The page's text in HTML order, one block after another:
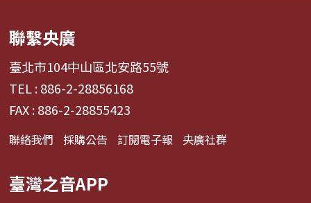
聯繫央廣
臺北市104中山區北安路55號
TEL : 886-2-28856168
FAX : 886-2-28855423
聯絡我們 採購公告 訂閱電子報 央廣社群
臺灣之音APP